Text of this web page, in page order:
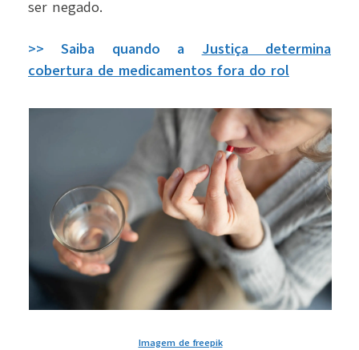
ser negado.
>> Saiba quando a Justiça determina
cobertura de medicamentos fora do rol
Imagem de freepik